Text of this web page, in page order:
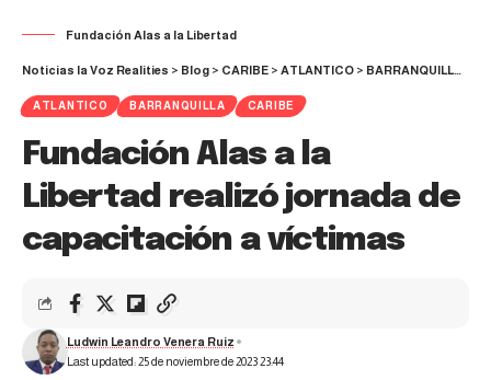
Fundación Alas a la Libertad
Noticias la Voz Realities > Blog > CARIBE > ATLANTICO > BARRANQUILLA
ATLANTICO BARRANQUILLA CARIBE
Fundación Alas a la
Libertad realizó jornada de
capacitación a víctimas
Last updated: 25 de noviembre de 2023 23:44
Ludwin Leandro Venera Ruiz